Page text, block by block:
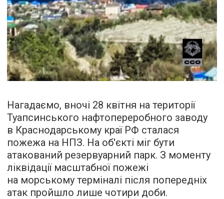
Нагадаємо, вночі 28 квітня на території
Туапсинського нафтопереробного заводу
в Краснодарському краї РФ сталася
пожежа на НПЗ. На об'єкті міг бути
атакований резервуарний парк. З моменту
ліквідації масштабної пожежі
на морському терміналі після попередніх
атак пройшло лише чотири доби.